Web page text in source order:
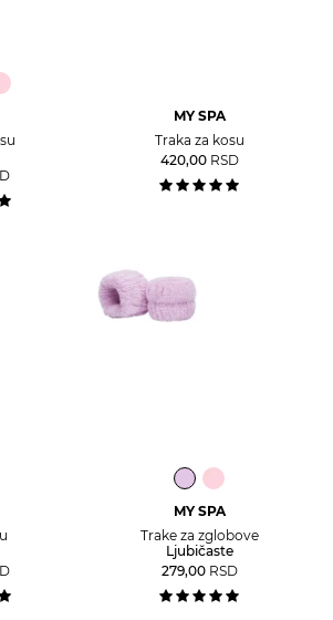
MY SPA
Traka za kosu
420,00 RSD
MY SPA
Trake za zglobove
Ljubičaste
279,00 RSD